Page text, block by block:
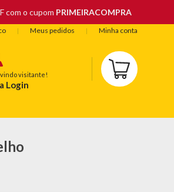
com o cupom PRIMEIRACOMPRA
Meus pedidos Minha conta
vindo visitante!
Login